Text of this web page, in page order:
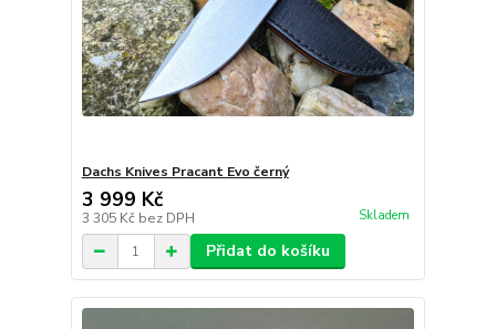
Dachs Knives Pracant Evo černý
3 999 Kč
3 305 Kč bez DPH Skladem
Přidat do košíku